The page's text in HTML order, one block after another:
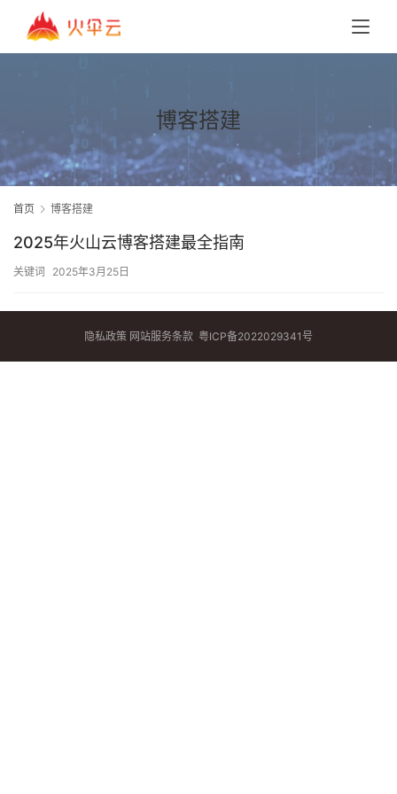
博客搭建
首页 博客搭建
2025年火山云博客搭建最全指南
关键词 2025年3月25日
隐私政策 网站服务条款 粤ICP备2022029341号